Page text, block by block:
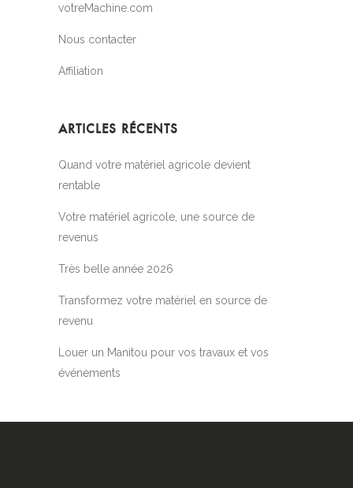
votreMachine.com
Nous contacter
Affiliation
ARTICLES RÉCENTS
Quand votre matériel agricole devient
rentable
Votre matériel agricole, une source de
revenus
Très belle année 2026
Transformez votre matériel en source de
revenu
Louer un Manitou pour vos travaux et vos
événements